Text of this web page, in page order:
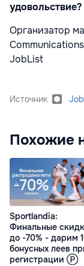
Организатор
JobList
Источник
Похожие
Sportlandia:
Финальные
до -70% - дарим
бонусных леев
регистрации Ⓟ